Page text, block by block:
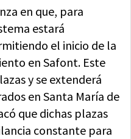
en que, para
estará
el inicio de la
en Safont. Este
y se extenderá
en Santa María de
que dichas plazas
constante para